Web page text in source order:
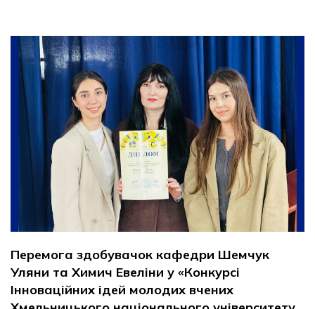
Перемога здобувачок кафедри Шемчук
Уляни та Химич Евеліни у «Конкурсі
Інноваційних ідей молодих вчених